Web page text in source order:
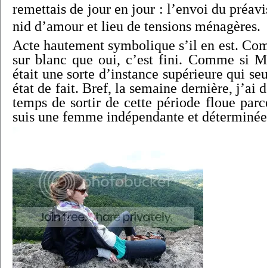
remettais de jour en jour : l’envoi du
nid d’amour et lieu de tensions ménagères.
Acte hautement symbolique s’il en est.
sur blanc que oui, c’est fini. Comme si
était une sorte d’instance supérieure qui
état de fait. Bref, la semaine dernière, j’ai
temps de sortir de cette période floue
suis une femme indépendante et